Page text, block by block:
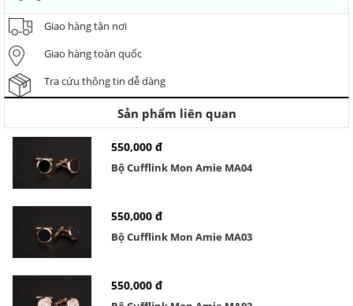
Giao hàng tận nơi
Giao hàng toàn quốc
Tra cứu thông tin dễ dàng
Sản phẩm liên quan
550,000 đ
Bộ Cufflink Mon Amie MA04
550,000 đ
Bộ Cufflink Mon Amie MA03
550,000 đ